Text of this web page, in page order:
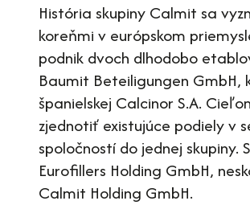
História skupiny Calmit sa
koreňmi v európskom
podnik dvoch dlhodobo
Baumit Beteiligungen GmbH,
španielskej Calcinor S.A.
zjednotiť existujúce podiely v
spoločností do jednej
Eurofillers Holding GmbH,
Calmit Holding GmbH.